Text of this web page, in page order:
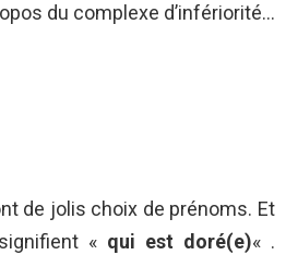
du complexe d’infériorité…
de jolis choix de prénoms. Et
« qui est doré(e)« .